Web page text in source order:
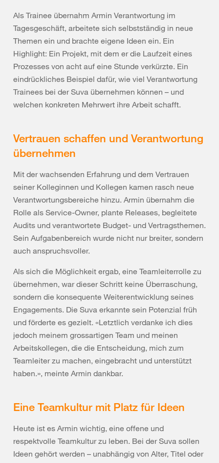
Als Trainee übernahm Armin Verantwortung im
Tagesgeschäft, arbeitete sich selbstständig in neue
Themen ein und brachte eigene Ideen ein. Ein
Highlight: Ein Projekt, mit dem er die Laufzeit eines
Prozesses von acht auf eine Stunde verkürzte. Ein
eindrückliches Beispiel dafür, wie viel Verantwortung
Trainees bei der Suva übernehmen können – und
welchen konkreten Mehrwert ihre Arbeit schafft.
Vertrauen schaffen und Verantwortung
übernehmen
Mit der wachsenden Erfahrung und dem Vertrauen
seiner Kolleginnen und Kollegen kamen rasch neue
Verantwortungsbereiche hinzu. Armin übernahm die
Rolle als Service-Owner, plante Releases, begleitete
Audits und verantwortete Budget- und Vertragsthemen.
Sein Aufgabenbereich wurde nicht nur breiter, sondern
auch anspruchsvoller.
Als sich die Möglichkeit ergab, eine Teamleiterrolle zu
übernehmen, war dieser Schritt keine Überraschung,
sondern die konsequente Weiterentwicklung seines
Engagements. Die Suva erkannte sein Potenzial früh
und förderte es gezielt. «Letztlich verdanke ich dies
jedoch meinem grossartigen Team und meinen
Arbeitskollegen, die die Entscheidung, mich zum
Teamleiter zu machen, eingebracht und unterstützt
haben.», meinte Armin dankbar.
Eine Teamkultur mit Platz für Ideen
Heute ist es Armin wichtig, eine offene und
respektvolle Teamkultur zu leben. Bei der Suva sollen
Ideen gehört werden – unabhängig von Alter, Titel oder